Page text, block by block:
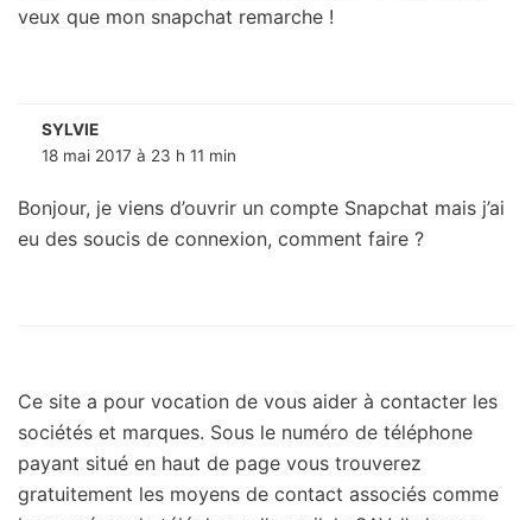
veux que mon snapchat remarche !
SYLVIE
18 mai 2017 à 23 h 11 min
Bonjour, je viens d’ouvrir un compte Snapchat mais j’ai
eu des soucis de connexion, comment faire ?
Ce site a pour vocation de vous aider à contacter les
sociétés et marques. Sous le numéro de téléphone
payant situé en haut de page vous trouverez
gratuitement les moyens de contact associés comme